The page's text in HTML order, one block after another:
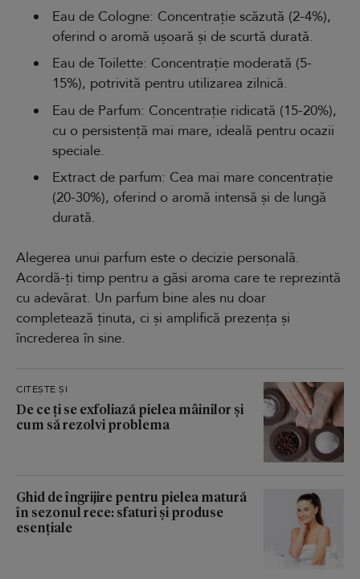
Eau de Cologne: Concentrație scăzută (2-4%),
oferind o aromă ușoară și de scurtă durată.
Eau de Toilette: Concentrație moderată (5-
15%), potrivită pentru utilizarea zilnică.
Eau de Parfum: Concentrație ridicată (15-20%),
cu o persistență mai mare, ideală pentru ocazii
speciale.
Extract de parfum: Cea mai mare concentrație
(20-30%), oferind o aromă intensă și de lungă
durată.
Alegerea unui parfum este o decizie personală.
Acordă-ți timp pentru a găsi aroma care te reprezintă
cu adevărat. Un parfum bine ales nu doar
completează ținuta, ci și amplifică prezența și
încrederea în sine.
CITEȘTE ȘI
De ce ți se exfoliază pielea mâinilor și
cum să rezolvi problema
Ghid de îngrijire pentru pielea matură
în sezonul rece: sfaturi și produse
esențiale